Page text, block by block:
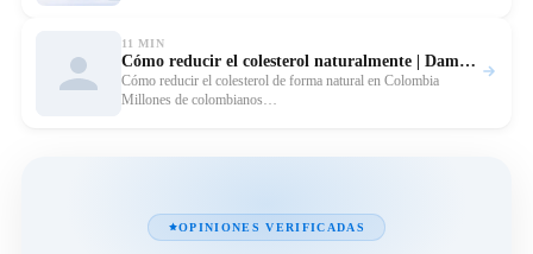
11 MIN
Cómo reducir el colesterol naturalmente | Damaju
Cómo reducir el colesterol de forma natural en Colombia
Millones de colombianos…
OPINIONES VERIFICADAS